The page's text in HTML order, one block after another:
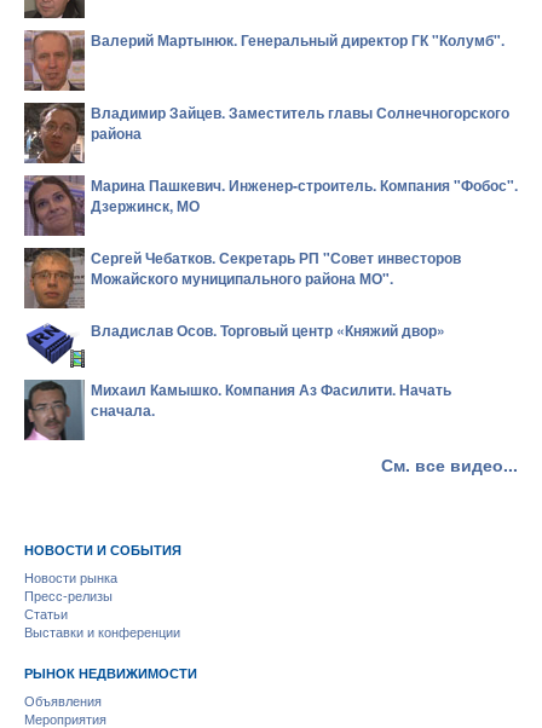
Валерий Мартынюк. Генеральный директор ГК "Колумб".
Владимир Зайцев. Заместитель главы Солнечногорского
района
Марина Пашкевич. Инженер-строитель. Компания "Фобос".
Дзержинск, МО
Сергей Чебатков. Секретарь РП "Совет инвесторов
Можайского муниципального района МО".
Владислав Осов. Торговый центр «Княжий двор»
Михаил Камышко. Компания Аз Фасилити. Начать
сначала.
См. все видео...
НОВОСТИ И СОБЫТИЯ
Новости рынка
Пресс-релизы
Статьи
Выставки и конференции
РЫНОК НЕДВИЖИМОСТИ
Объявления
Мероприятия